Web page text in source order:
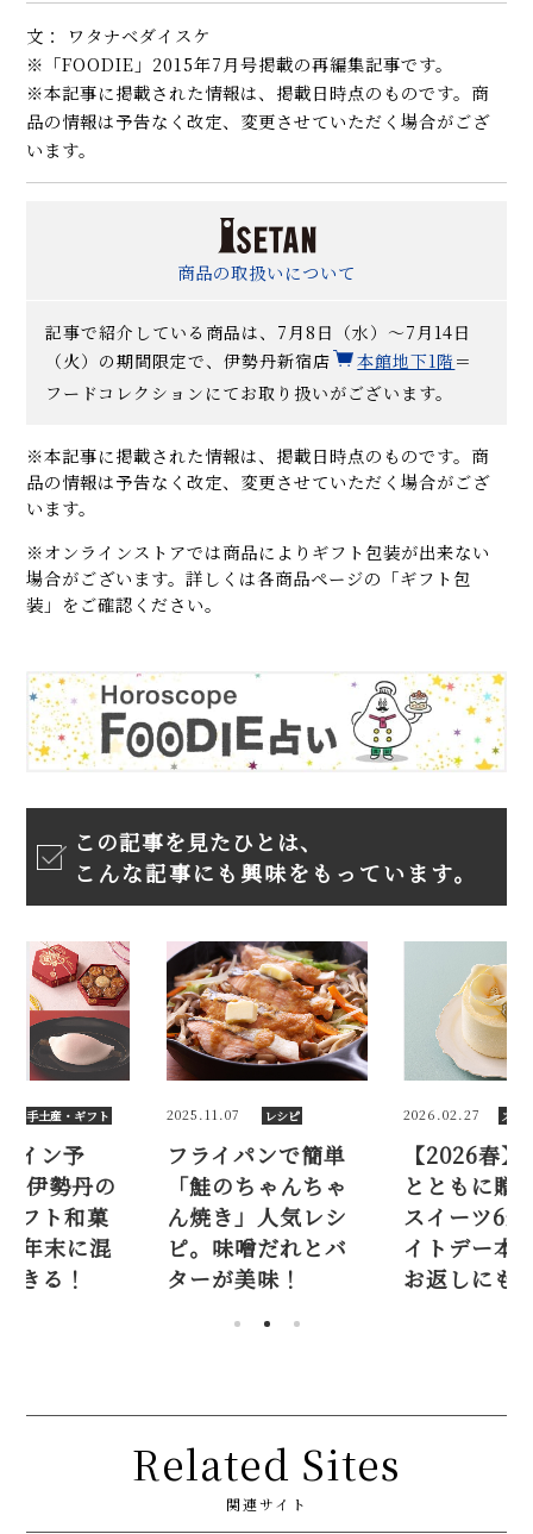
文： ワタナベダイスケ
※「FOODIE」2015年7月号掲載の再編集記事です。
※本記事に掲載された情報は、掲載日時点のものです。商
品の情報は予告なく改定、変更させていただく場合がござ
います。
商品の取扱いについて
記事で紹介している商品は、7月8日（水）〜7月14日
（火）の期間限定で、伊勢丹新宿店
本館地下1階 ＝
フードコレクションにてお取り扱いがございます。
※本記事に掲載された情報は、掲載日時点のものです。商
品の情報は予告なく改定、変更させていただく場合がござ
います。
※オンラインストアでは商品によりギフト包装が出来ない
場合がございます。詳しくは各商品ページの「ギフト包
装」をご確認ください。
この記事を見たひとは、
こんな記事にも興味をもっています。
手土産・ギフト
イン予
伊勢丹の
フト和菓
年末に混
きる！
2025.11.07 レシピ
フライパンで簡単
「鮭のちゃんちゃ
ん焼き」人気レシ
ピ。味噌だれとバ
ターが美味！
2026.02.27 スイ
【2026春
とともに贈
スイーツ6
イトデー本
お返しにも
Related Sites
関連サイト